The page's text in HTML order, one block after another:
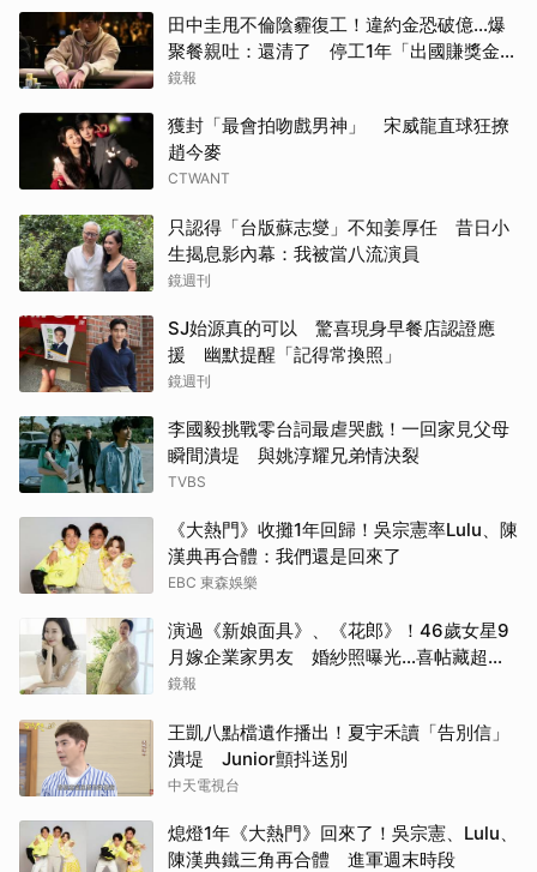
田中圭甩不倫陰霾復工！違約金恐破億...爆
聚餐親吐：還清了 停工1年「出國賺獎金」
內幕曝光
鏡報
獲封「最會拍吻戲男神」 宋威龍直球狂撩
趙今麥
CTWANT
只認得「台版蘇志燮」不知姜厚任 昔日小
生揭息影內幕：我被當八流演員
鏡週刊
SJ始源真的可以 驚喜現身早餐店認證應
援 幽默提醒「記得常換照」
鏡週刊
李國毅挑戰零台詞最虐哭戲！一回家見父母
瞬間潰堤 與姚淳耀兄弟情決裂
TVBS
《大熱門》收攤1年回歸！吳宗憲率Lulu、陳
漢典再合體：我們還是回來了
EBC 東森娛樂
演過《新娘面具》、《花郎》！46歲女星9
月嫁企業家男友 婚紗照曝光…喜帖藏超甜
告白
鏡報
王凱八點檔遺作播出！夏宇禾讀「告別信」
潰堤 Junior顫抖送別
中天電視台
熄燈1年《大熱門》回來了！吳宗憲、Lulu、
陳漢典鐵三角再合體 進軍週末時段